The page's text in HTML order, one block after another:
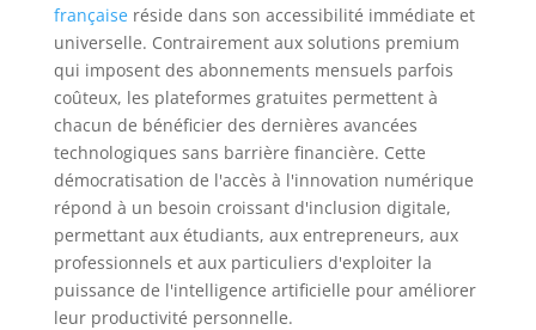
françaiseréside dans son accessibilité immédiate et
universelle. Contrairement aux solutions premium
qui imposent des abonnements mensuels parfois
coûteux, les plateformes gratuites permettent à
chacun de bénéficier des dernières avancées
technologiques sans barrière financière. Cette
démocratisation de l'accès à l'innovation numérique
répond à un besoin croissant d'inclusion digitale,
permettant aux étudiants, aux entrepreneurs, aux
professionnels et aux particuliers d'exploiter la
puissance de l'intelligence artificielle pour améliorer
leur productivité personnelle.